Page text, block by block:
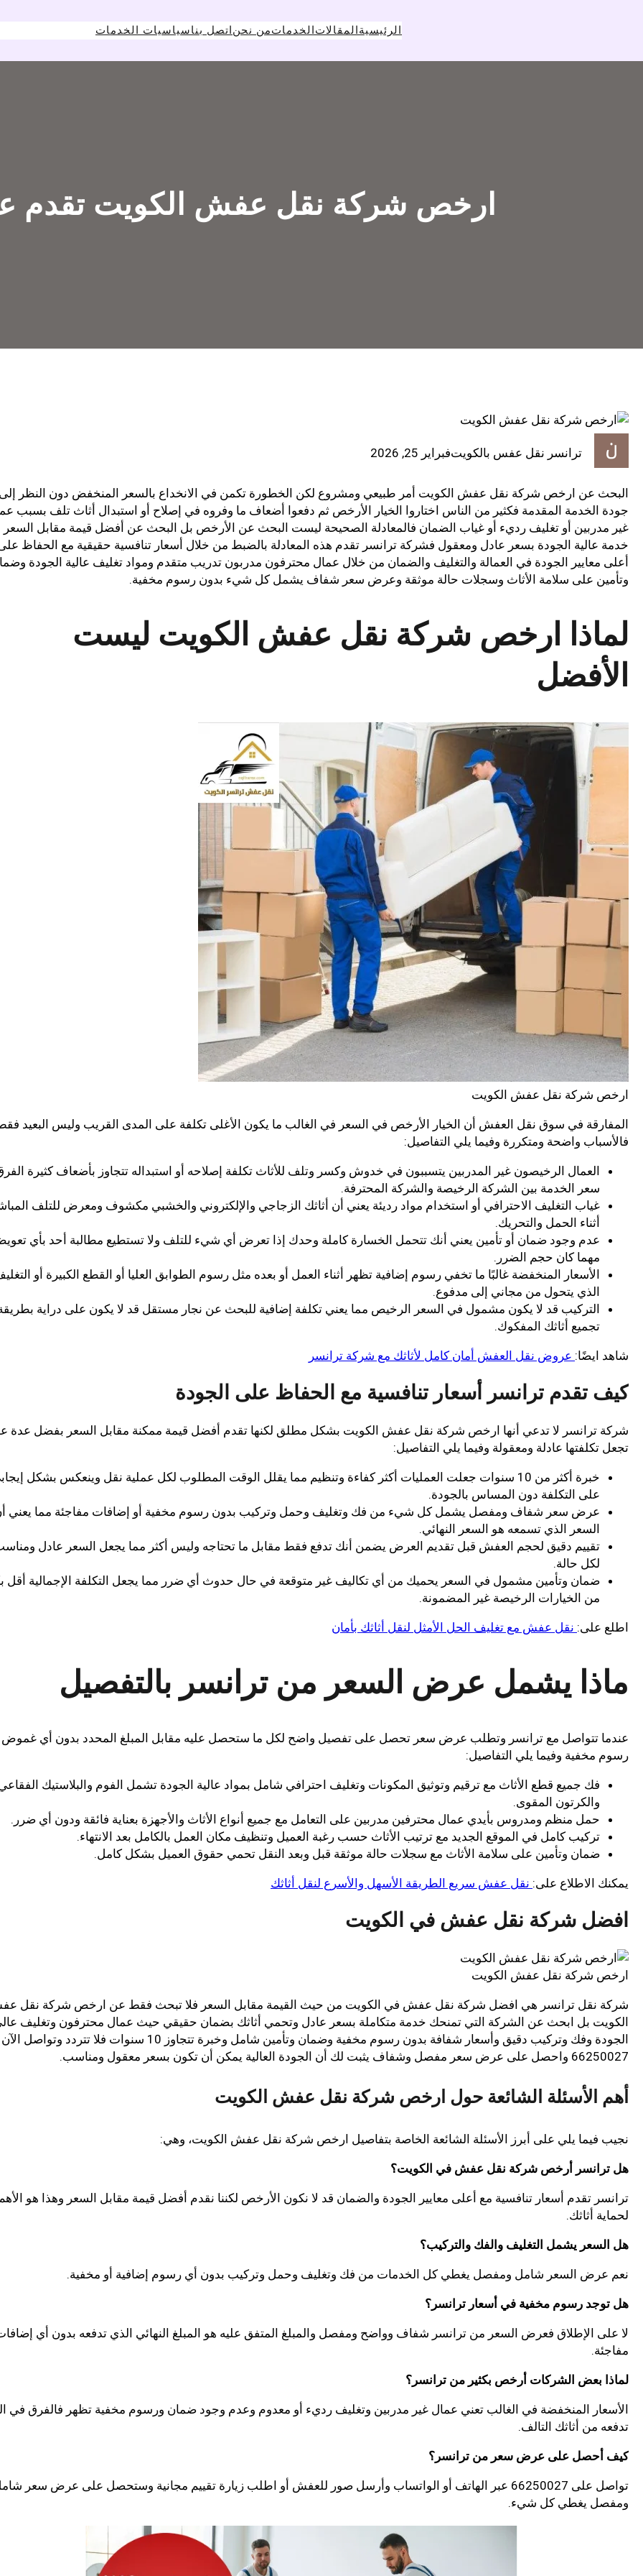
الرئيسيةالمقالاتالخدماتمن نحناتصل بناسياسيات الخدمات
ارخص شركة نقل عفش الكويت تقدم
ترانسر نقل عفس بالكويتفبراير 25, 2026
البحث عن ارخص شركة نقل عفش الكويت أمر طبيعي ومشروع لكن الخطورة تكمن في الانخداع بالسعر المنخفض دون النظر
جودة الخدمة المقدمة فكثير من الناس اختاروا الخيار الأرخص ثم دفعوا أضعاف ما وفروه في إصلاح أو استبدال أثاث تلف بسبب
غير مدربين أو تغليف رديء أو غياب الضمان فالمعادلة الصحيحة ليست البحث عن الأرخص بل البحث عن أفضل قيمة مقابل السعر
خدمة عالية الجودة بسعر عادل ومعقول فشركة ترانسر تقدم هذه المعادلة بالضبط من خلال أسعار تنافسية حقيقية مع الحفاظ
أعلى معايير الجودة في العمالة والتغليف والضمان من خلال عمال محترفون مدربون تدريب متقدم ومواد تغليف عالية الجودة
وتأمين على سلامة الأثاث وسجلات حالة موثقة وعرض سعر شفاف يشمل كل شيء بدون رسوم مخفية.
لماذا ارخص شركة نقل عفش الكويت ليست
الأفضل
ارخص شركة نقل عفش الكويت
المفارقة في سوق نقل العفش أن الخيار الأرخص في السعر في الغالب ما يكون الأغلى تكلفة على المدى القريب وليس البعيد
فالأسباب واضحة ومتكررة وفيما يلي التفاصيل:
العمال الرخيصون غير المدربين يتسببون في خدوش وكسر وتلف للأثاث تكلفة إصلاحه أو استبداله تتجاوز بأضعاف كثيرة
سعر الخدمة بين الشركة الرخيصة والشركة المحترفة.
غياب التغليف الاحترافي أو استخدام مواد رديئة يعني أن أثاثك الزجاجي والإلكتروني والخشبي مكشوف ومعرض للتلف
أثناء الحمل والتحريك.
عدم وجود ضمان أو تأمين يعني أنك تتحمل الخسارة كاملة وحدك إذا تعرض أي شيء للتلف ولا تستطيع مطالبة أحد بأي
مهما كان حجم الضرر.
الأسعار المنخفضة غالبًا ما تخفي رسوم إضافية تظهر أثناء العمل أو بعده مثل رسوم الطوابق العليا أو القطع الكبيرة أو
الذي يتحول من مجاني إلى مدفوع.
التركيب قد لا يكون مشمول في السعر الرخيص مما يعني تكلفة إضافية للبحث عن نجار مستقل قد لا يكون على دراية
تجميع أثاثك المفكوك.
شاهد ايضًا: عروض نقل العفش أمان كامل لأثاثك مع شركة ترانسر
كيف تقدم ترانسر أسعار تنافسية مع الحفاظ على الجودة
شركة ترانسر لا تدعي أنها ارخص شركة نقل عفش الكويت بشكل مطلق لكنها تقدم أفضل قيمة ممكنة مقابل السعر بفضل عدة
تجعل تكلفتها عادلة ومعقولة وفيما يلي التفاصيل:
خبرة أكثر من 10 سنوات جعلت العمليات أكثر كفاءة وتنظيم مما يقلل الوقت المطلوب لكل عملية نقل وينعكس بشكل
على التكلفة دون المساس بالجودة.
عرض سعر شفاف ومفصل يشمل كل شيء من فك وتغليف وحمل وتركيب بدون رسوم مخفية أو إضافات مفاجئة مما يعني
السعر الذي تسمعه هو السعر النهائي.
تقييم دقيق لحجم العفش قبل تقديم العرض يضمن أنك تدفع فقط مقابل ما تحتاجه وليس أكثر مما يجعل السعر عادل
لكل حالة.
ضمان وتأمين مشمول في السعر يحميك من أي تكاليف غير متوقعة في حال حدوث أي ضرر مما يجعل التكلفة الإجمالية أقل
من الخيارات الرخيصة غير المضمونة.
اطلع على: نقل عفش مع تغليف الحل الأمثل لنقل أثاثك بأمان
ماذا يشمل عرض السعر من ترانسر بالتفصيل
عندما تتواصل مع ترانسر وتطلب عرض سعر تحصل على تفصيل واضح لكل ما ستحصل عليه مقابل المبلغ المحدد بدون أي غموض
رسوم مخفية وفيما يلي التفاصيل:
فك جميع قطع الأثاث مع ترقيم وتوثيق المكونات وتغليف احترافي شامل بمواد عالية الجودة تشمل الفوم والبلاستيك
والكرتون المقوى.
حمل منظم ومدروس بأيدي عمال محترفين مدربين على التعامل مع جميع أنواع الأثاث والأجهزة بعناية فائقة ودون أي ضرر.
تركيب كامل في الموقع الجديد مع ترتيب الأثاث حسب رغبة العميل وتنظيف مكان العمل بالكامل بعد الانتهاء.
ضمان وتأمين على سلامة الأثاث مع سجلات حالة موثقة قبل وبعد النقل تحمي حقوق العميل بشكل كامل.
يمكنك الاطلاع على: نقل عفش سريع الطريقة الأسهل والأسرع لنقل أثاثك
افضل شركة نقل عفش في الكويت
ارخص شركة نقل عفش الكويت
شركة نقل ترانسر هي افضل شركة نقل عفش في الكويت من حيث القيمة مقابل السعر فلا تبحث فقط عن ارخص شركة نقل
الكويت بل ابحث عن الشركة التي تمنحك خدمة متكاملة بسعر عادل وتحمي أثاثك بضمان حقيقي حيث عمال محترفون وتغليف
الجودة وفك وتركيب دقيق وأسعار شفافة بدون رسوم مخفية وضمان وتأمين شامل وخبرة تتجاوز 10 سنوات فلا
66250027 واحصل على عرض سعر مفصل وشفاف يثبت لك أن الجودة العالية يمكن أن تكون بسعر معقول ومناسب.
أهم الأسئلة الشائعة حول ارخص شركة نقل عفش الكويت
نجيب فيما يلي على أبرز الأسئلة الشائعة الخاصة بتفاصيل ارخص شركة نقل عفش الكويت، وهي:
هل ترانسر أرخص شركة نقل عفش في الكويت؟
ترانسر تقدم أسعار تنافسية مع أعلى معايير الجودة والضمان قد لا نكون الأرخص لكننا نقدم أفضل قيمة مقابل السعر وهذا هو
لحماية أثاثك.
هل السعر يشمل التغليف والفك والتركيب؟
نعم عرض السعر شامل ومفصل يغطي كل الخدمات من فك وتغليف وحمل وتركيب بدون أي رسوم إضافية أو مخفية.
هل توجد رسوم مخفية في أسعار ترانسر؟
لا على الإطلاق فعرض السعر من ترانسر شفاف وواضح ومفصل والمبلغ المتفق عليه هو المبلغ النهائي الذي تدفعه بدون أي
مفاجئة.
لماذا بعض الشركات أرخص بكثير من ترانسر؟
الأسعار المنخفضة في الغالب تعني عمال غير مدربين وتغليف رديء أو معدوم وعدم وجود ضمان ورسوم مخفية تظهر فالفرق في
تدفعه من أثاثك التالف.
كيف أحصل على عرض سعر من ترانسر؟
تواصل على 66250027 عبر الهاتف أو الواتساب وأرسل صور للعفش أو اطلب زيارة تقييم مجانية وستحصل على عرض سعر
ومفصل يغطي كل شيء.